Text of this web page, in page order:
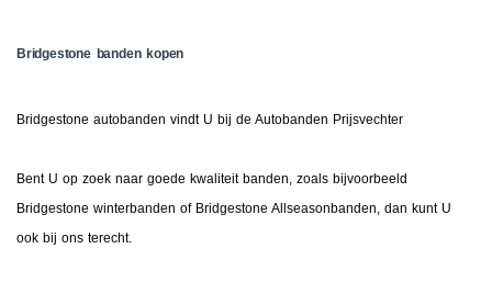
Bridgestone banden kopen
Bridgestone autobanden vindt U bij de Autobanden Prijsvechter
Bent U op zoek naar goede kwaliteit banden, zoals bijvoorbeeld
Bridgestone winterbanden of Bridgestone Allseasonbanden, dan kunt U
ook bij ons terecht.